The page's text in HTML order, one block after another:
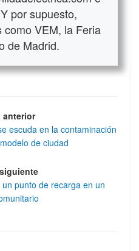
por supuesto,
VEM, la Feria
de Madrid.
anterior
escuda en la contaminación
de ciudad
punto de recarga en un